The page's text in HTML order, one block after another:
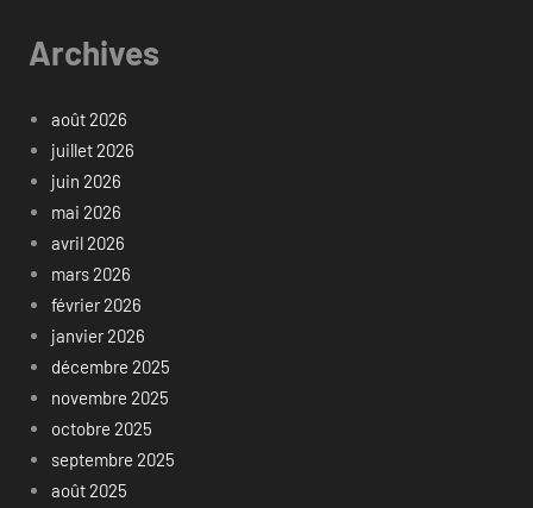
Archives
août 2026
juillet 2026
juin 2026
mai 2026
avril 2026
mars 2026
février 2026
janvier 2026
décembre 2025
novembre 2025
octobre 2025
septembre 2025
août 2025